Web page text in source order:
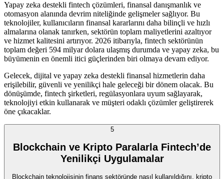
Yapay zeka destekli fintech çözümleri, finansal danışmanlık ve
otomasyon alanında devrim niteliğinde gelişmeler sağlıyor. Bu
teknolojiler, kullanıcıların finansal kararlarını daha bilinçli ve hızlı
almalarına olanak tanırken, sektörün toplam maliyetlerini azaltıyor
ve hizmet kalitesini artırıyor. 2026 itibarıyla, fintech sektörünün
toplam değeri 594 milyar dolara ulaşmış durumda ve yapay zeka, bu
büyümenin en önemli itici güçlerinden biri olmaya devam ediyor.
Gelecek, dijital ve yapay zeka destekli finansal hizmetlerin daha
erişilebilir, güvenli ve yenilikçi hale geleceği bir dönem olacak. Bu
dönüşümde, fintech şirketleri, regülasyonlara uyum sağlayarak,
teknolojiyi etkin kullanarak ve müşteri odaklı çözümler geliştirerek
öne çıkacaklar.
5
Blockchain ve Kripto Paralarla Fintech’de
Yenilikçi Uygulamalar
Blockchain teknolojisinin finans sektöründe nasıl kullanıldığını, kripto